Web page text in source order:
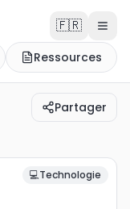
🇫🇷
Ressources
Partager
un e-commerce
💻Technologie